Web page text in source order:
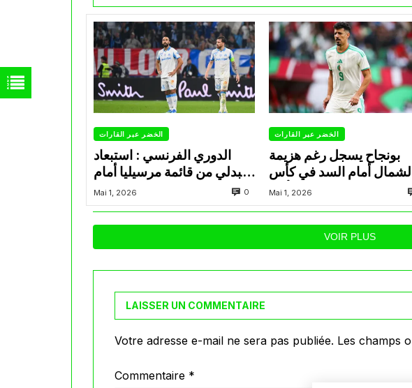
الخضر عبر القارات
الدوري الفرنسي : استبعاد
عبدلي من قائمة مرسيليا أمام
نانت
Mai 1, 2026 0
الخضر عبر القارات
بونجاح يسجل رغم هزيمة
الشمال أمام السد في كأس
الأمير
Mai 1, 2026
VOIR PLUS
LAISSER UN COMMENTAIRE
Votre adresse e-mail ne sera pas publiée. Les champs
Commentaire *